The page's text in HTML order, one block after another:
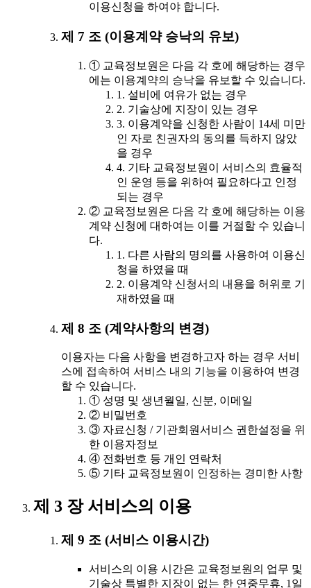
이용신청을 하여야 합니다.
제 7 조 (이용계약 승낙의 유보)
① 교육정보원은 다음 각 호에 해당하는 경우
에는 이용계약의 승낙을 유보할 수 있습니다.
1. 설비에 여유가 없는 경우
2. 기술상에 지장이 있는 경우
3. 이용계약을 신청한 사람이 14세 미만
인 자로 친권자의 동의를 득하지 않았
을 경우
4. 기타 교육정보원이 서비스의 효율적
인 운영 등을 위하여 필요하다고 인정
되는 경우
② 교육정보원은 다음 각 호에 해당하는 이용
계약 신청에 대하여는 이를 거절할 수 있습니
다.
1. 다른 사람의 명의를 사용하여 이용신
청을 하였을 때
2. 이용계약 신청서의 내용을 허위로 기
재하였을 때
제 8 조 (계약사항의 변경)
이용자는 다음 사항을 변경하고자 하는 경우 서비
스에 접속하여 서비스 내의 기능을 이용하여 변경
할 수 있습니다.
① 성명 및 생년월일, 신분, 이메일
② 비밀번호
③ 자료신청 / 기관회원서비스 권한설정을 위
한 이용자정보
④ 전화번호 등 개인 연락처
⑤ 기타 교육정보원이 인정하는 경미한 사항
제 3 장 서비스의 이용
제 9 조 (서비스 이용시간)
서비스의 이용 시간은 교육정보원의 업무 및
기술상 특별한 지장이 없는 한 연중무휴, 1일